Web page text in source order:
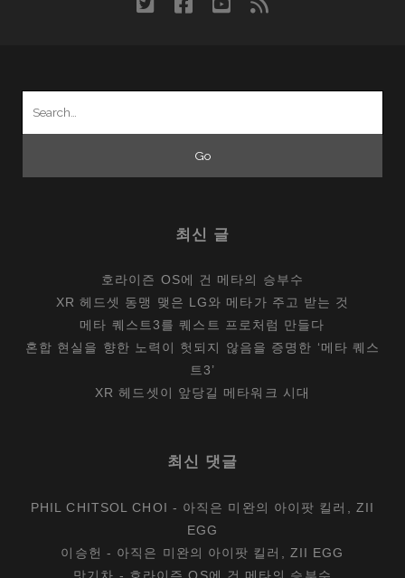
최신 글
호라이즌 OS에 건 메타의 승부수
XR 헤드셋 동맹 맺은 LG와 메타가 주고 받는 것
메타 퀘스트3를 퀘스트 프로처럼 만들다
혼합 현실을 향한 노력이 헛되지 않음을 증명한 ‘메타 퀘스
트3’
XR 헤드셋이 앞당길 메타워크 시대
최신 댓글
PHIL CHITSOL CHOI - 아직은 미완의 아이팟 킬러, ZII
EGG
이승헌 - 아직은 미완의 아이팟 킬러, ZII EGG
맛기차 - 호라이즌 OS에 건 메타의 승부수